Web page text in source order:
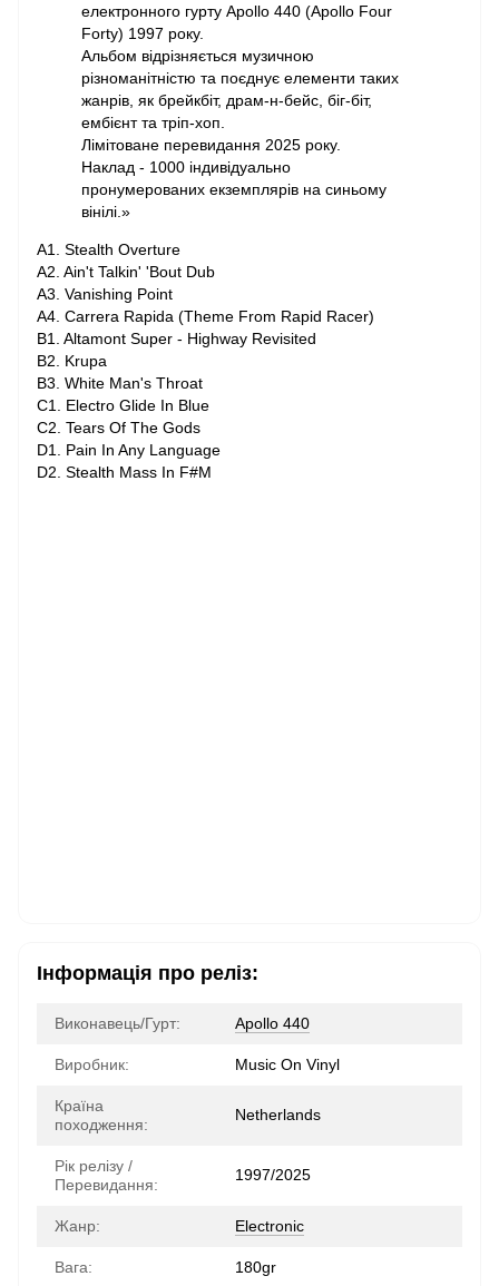
електронного гурту Apollo 440 (Apollo Four
Forty) 1997 року.
Альбом відрізняється музичною
різноманітністю та поєднує елементи таких
жанрів, як брейкбіт, драм-н-бейс, біг-біт,
ембієнт та тріп-хоп.
Лімітоване перевидання 2025 року.
Наклад - 1000 індивідуально
пронумерованих екземплярів на синьому
вінілі.»
A1. Stealth Overture
A2. Ain't Talkin' 'Bout Dub
A3. Vanishing Point
A4. Carrera Rapida (Theme From Rapid Racer)
B1. Altamont Super - Highway Revisited
B2. Krupa
B3. White Man's Throat
C1. Electro Glide In Blue
C2. Tears Of The Gods
D1. Pain In Any Language
D2. Stealth Mass In F#M
Інформація про реліз:
Виконавець/Гурт: Apollo 440
Виробник: Music On Vinyl
Країна
походження:
Netherlands
Рік релізу /
Перевидання:
1997/2025
Жанр: Electronic
Вага: 180gr